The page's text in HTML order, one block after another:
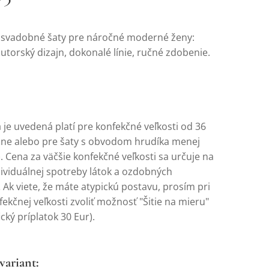
šaty pre náročné moderné ženy:
dizajn, dokonalé línie, ručné zdobenie.
je uvedená platí pre konfekčné veľkosti od 36
alebo pre šaty s obvodom hrudíka menej
Cena za väčšie konfekčné veľkosti sa určuje na
spotreby látok a ozdobných
viete, že máte atypickú postavu, prosím pri
veľkosti zvoliť možnosť "Šitie na mieru"
príplatok 30 Eur).